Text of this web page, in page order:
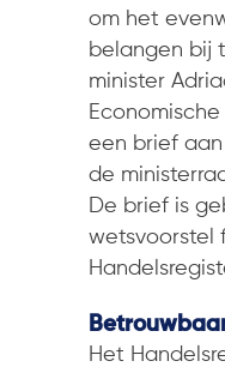
om het
belangen bij
minister
een brief
de
De brief is
wetsvoorstel
Het